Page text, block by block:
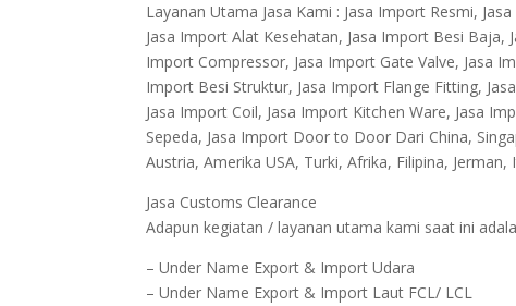
Layanan Utama Jasa Kami : Jasa Import Resmi,
Jasa Import Alat Kesehatan, Jasa Import Besi Baja,
Import Compressor, Jasa Import Gate Valve, Jasa
Import Besi Struktur, Jasa Import Flange Fitting,
Jasa Import Coil, Jasa Import Kitchen Ware, Jasa
Sepeda, Jasa Import Door to Door Dari China,
Austria, Amerika USA, Turki, Afrika, Filipina,
Jasa Customs Clearance
Adapun kegiatan / layanan utama kami saat ini
– Under Name Export & Import Udara
– Under Name Export & Import Laut FCL/ LCL